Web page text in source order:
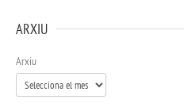
ARXIU
Arxiu